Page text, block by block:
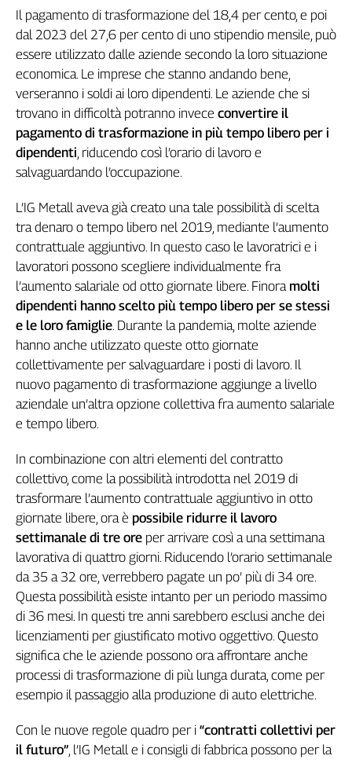
Girasoli
Il
Sassolino
Linea
Economica
Tech
It
Easy
Inserti
Idea
Diffusa
InFlai
Le
trasmissioni
tv
Work
in
Progress
L'Italia
nel
Abruzzo-
Molise
Alto
Adige
Basilicata
Calabria
Campania
Emilia-
Romagna
Friuli
Venezia
Giulia
Lazio
Lombardia
Il pagamento di trasformazione del 18,4 per cento, e poi
dal 2023 del 27,6 per cento di uno stipendio mensile, può
essere utilizzato dalle aziende secondo la loro situazione
economica. Le imprese che stanno andando bene,
verseranno i soldi ai loro dipendenti. Le aziende che si
trovano in difficoltà potranno invece convertire il
pagamento di trasformazione in più tempo libero per i
dipendenti, riducendo così l’orario di lavoro e
salvaguardando l’occupazione.
L’IG Metall aveva già creato una tale possibilità di scelta
tra denaro o tempo libero nel 2019, mediante l’aumento
contrattuale aggiuntivo. In questo caso le lavoratrici e i
lavoratori possono scegliere individualmente fra
l’aumento salariale od otto giornate libere. Finora molti
dipendenti hanno scelto più tempo libero per se stessi
e le loro famiglie. Durante la pandemia, molte aziende
hanno anche utilizzato queste otto giornate
collettivamente per salvaguardare i posti di lavoro. Il
nuovo pagamento di trasformazione aggiunge a livello
aziendale un’altra opzione collettiva fra aumento salariale
e tempo libero.
In combinazione con altri elementi del contratto
collettivo, come la possibilità introdotta nel 2019 di
trasformare l’aumento contrattuale aggiuntivo in otto
giornate libere, ora è possibile ridurre il lavoro
settimanale di tre ore per arrivare così a una settimana
lavorativa di quattro giorni. Riducendo l’orario settimanale
da 35 a 32 ore, verrebbero pagate un po’ più di 34 ore.
Questa possibilità esiste intanto per un periodo massimo
di 36 mesi. In questi tre anni sarebbero esclusi anche dei
licenziamenti per giustificato motivo oggettivo. Questo
significa che le aziende possono ora affrontare anche
processi di trasformazione di più lunga durata, come per
esempio il passaggio alla produzione di auto elettriche.
Con le nuove regole quadro per i “contratti collettivi per
il futuro”, l’IG Metall e i consigli di fabbrica possono per la